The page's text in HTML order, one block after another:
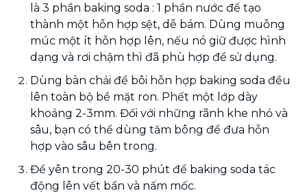
là 3 phần baking soda : 1 phần nước để tạo
thành một hỗn hợp sệt, dễ bám. Dùng muỗng
múc một ít hỗn hợp lên, nếu nó giữ được hình
dạng và rơi chậm thì đã phù hợp để sử dụng.
Dùng bàn chải để bôi hỗn hợp baking soda đều
lên toàn bộ bề mặt ron. Phết một lớp dày
khoảng 2-3mm. Đối với những rãnh khe nhỏ và
sâu, bạn có thể dùng tăm bông để đưa hỗn
hợp vào sâu bên trong.
Để yên trong 20-30 phút để baking soda tác
động lên vết bẩn và nấm mốc.